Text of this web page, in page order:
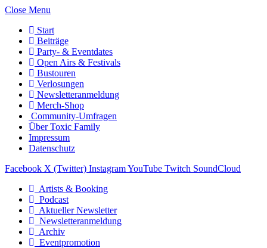
Close Menu
Start
Beiträge
Party- & Eventdates
Open Airs & Festivals
Bustouren
Verlosungen
Newsletteranmeldung
Merch-Shop
Community-Umfragen
Über Toxic Family
Impressum
Datenschutz
Facebook X (Twitter) InstagramYouTube Twitch SoundCloud
Artists & Booking
Podcast
Aktueller Newsletter
Newsletteranmeldung
Archiv
Eventpromotion